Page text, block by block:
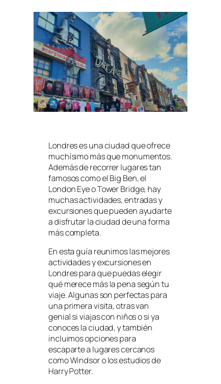
Londres es una ciudad que ofrece
muchísimo más que monumentos.
Además de recorrer lugares tan
famosos como el Big Ben, el
London Eye o Tower Bridge, hay
muchas actividades, entradas y
excursiones que pueden ayudarte
a disfrutar la ciudad de una forma
más completa.
En esta guía reunimos las mejores
actividades y excursiones en
Londres para que puedas elegir
qué merece más la pena según tu
viaje. Algunas son perfectas para
una primera visita, otras van
genial si viajas con niños o si ya
conoces la ciudad, y también
incluimos opciones para
escaparte a lugares cercanos
como Windsor o los estudios de
Harry Potter.